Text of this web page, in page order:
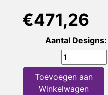
€471,26
Aantal Designs:
Toevoegen aan
Winkelwagen